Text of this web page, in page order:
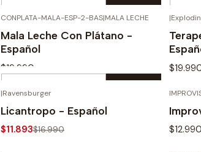
Quantity
Buy now
CONPLATA-MALA-ESP-2-BAS|MALA LECHE
Mala Leche Con Plátano -
Español
$19.990
Quantity
Buy now
|
-30%
|Ravensburger
Licantropo - Español
$11.893$16.990 $12.990